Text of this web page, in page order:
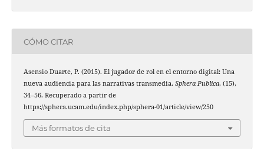
CÓMO CITAR
Asensio Duarte, P. (2015). El jugador de rol en el entorno digital: Una
nueva audiencia para las narrativas transmedia. Sphera Publica, (15),
34–56. Recuperado a partir de
https://sphera.ucam.edu/index.php/sphera-01/article/view/250
Más formatos de cita